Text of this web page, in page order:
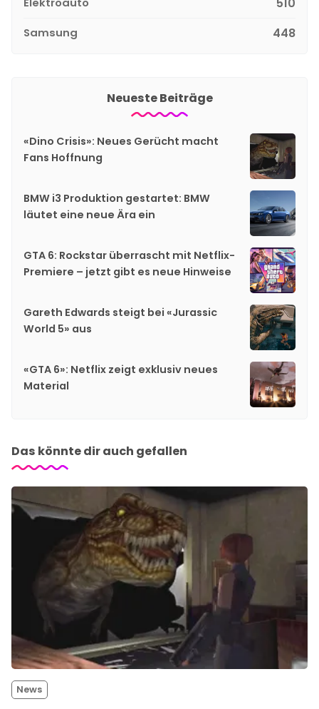
510
Samsung 448
Neueste Beiträge
«Dino Crisis»: Neues Gerücht macht
Fans Hoffnung
BMW i3 Produktion gestartet: BMW
läutet eine neue Ära ein
GTA 6: Rockstar überrascht mit Netflix-
Premiere – jetzt gibt es neue Hinweise
Gareth Edwards steigt bei «Jurassic
World 5» aus
«GTA 6»: Netflix zeigt exklusiv neues
Material
Das könnte dir auch gefallen
News